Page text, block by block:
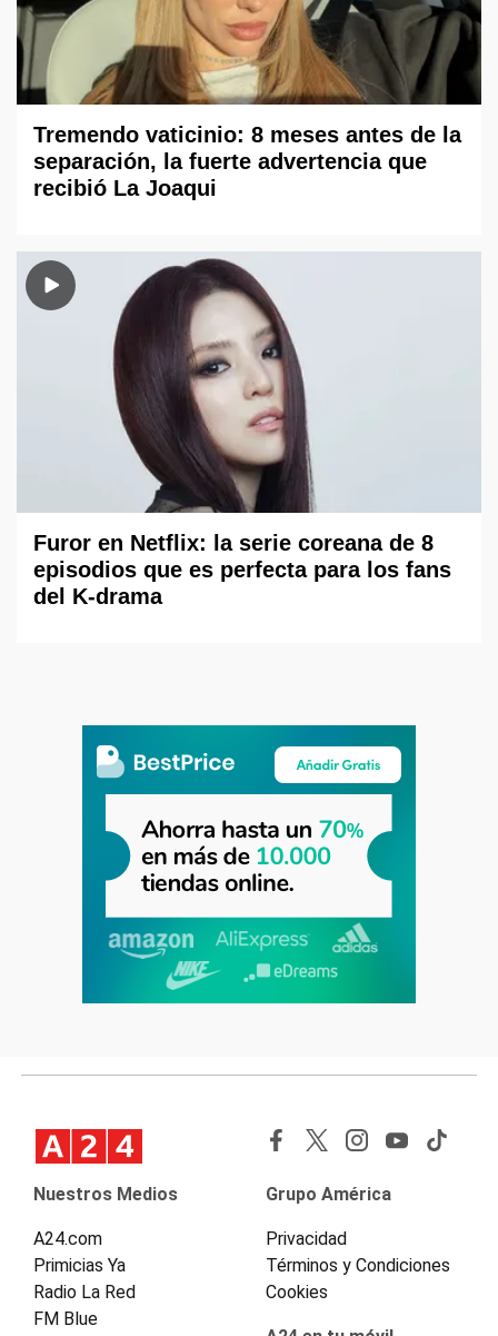
Tremendo vaticinio: 8 meses antes de la
separación, la fuerte advertencia que
recibió La Joaqui
Furor en Netflix: la serie coreana de 8
episodios que es perfecta para los fans
del K-drama
Nuestros Medios
A24.com
Primicias Ya
Radio La Red
FM Blue
Grupo América
Privacidad
Términos y Condiciones
Cookies